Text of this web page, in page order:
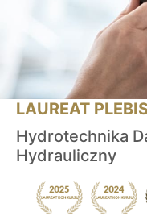
LAUREAT
Hydrotechnika
Hydrauliczny